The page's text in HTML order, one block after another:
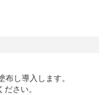
布し導入します。
さい。